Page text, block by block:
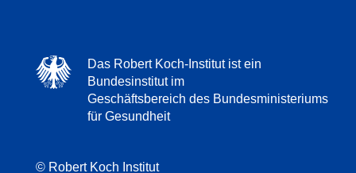
Das Robert Koch-Institut ist ein
Bundesinstitut im
Geschäftsbereich des Bundesministeriums
für Gesundheit
© Robert Koch Institut